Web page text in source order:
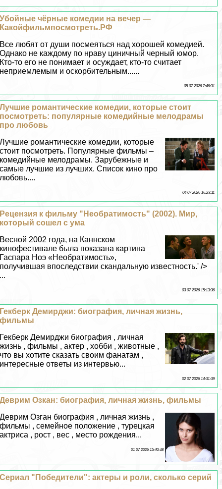
Убойные чёрные комедии на вечер —
Какойфильмпосмотреть.РФ
Все любят от души посмеяться над хорошей комедией.
Однако не каждому по нраву циничный черный юмор.
Кто-то его не понимает и осуждает, кто-то считает
неприемлемым и оскорбительным......
05 07 2026 7:46:31
Лучшие романтические комедии, которые стоит
посмотреть: популярные комедийные мелодрамы
про любовь
Лучшие романтические комедии, которые
стоит посмотреть. Популярные фильмы –
комедийные мелодрамы. Зарубежные и
самые лучшие из лучших. Список кино про
любовь....
04 07 2026 16:23:11
Рецензия к фильму "Необратимость" (2002). Мир,
который сошел с ума
Весной 2002 года, на Каннском
кинофестивале была показана картина
Гаспара Ноэ «Необратимость»,
получившая впоследствии скандальную известность.' />
...
03 07 2026 15:13:36
Гекберк Демирджи: биография, личная жизнь,
фильмы
Гекберк Демирджи биография , личная
жизнь , фильмы , актер , хобби , животные ,
что вы хотите сказать своим фанатам ,
интересные ответы из интервью...
02 07 2026 14:31:39
Деврим Озкан: биография, личная жизнь, фильмы
Деврим Озган биография , личная жизнь ,
фильмы , семейное положение , турецкая
актриса , рост , вес , место рождения...
01 07 2026 15:40:38
Сериал "Победители": актеры и роли, сколько серий